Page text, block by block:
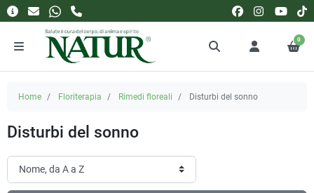
0
Home Floriterapia Rimedi floreali Disturbi del sonno
Disturbi del sonno